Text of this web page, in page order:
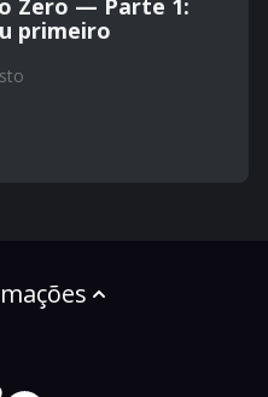
Zero — Parte 1:
primeiro